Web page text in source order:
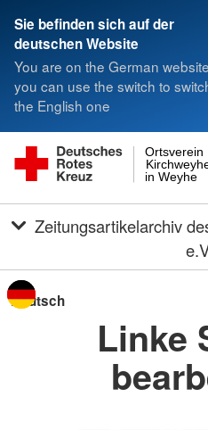
Sie befinden sich auf der
deutschen Website
You are on the German
you can use the switch to
the English one
in Weyhe
Ortsverein
Zeitungsartikelarchiv des Ortsvereins Kirchweyhe
Sprache wechseln zu
Linke